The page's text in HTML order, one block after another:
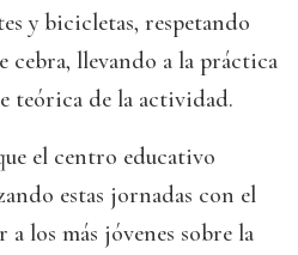
y bicicletas, respetando
cebra, llevando a la práctica
teórica de la actividad.
el centro educativo
estas jornadas con el
los más jóvenes sobre la